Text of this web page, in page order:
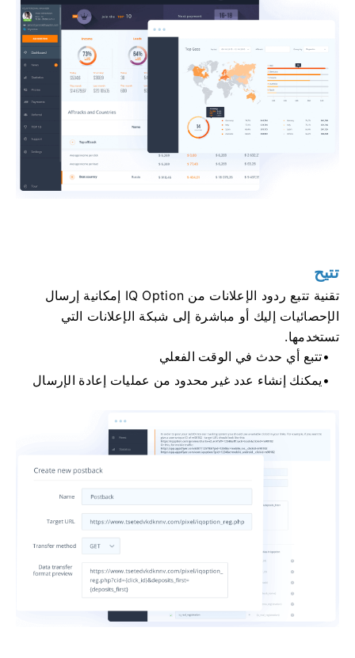
تتيح
تقنية تتبع ردود الإعلانات من IQ Option إمكانية إرسال
الإحصائيات إليك أو مباشرة إلى شبكة الإعلانات التي
تستخدمها.
تتبع أي حدث في الوقت الفعلي
يمكنك إنشاء عدد غير محدود من عمليات إعادة الإرسال